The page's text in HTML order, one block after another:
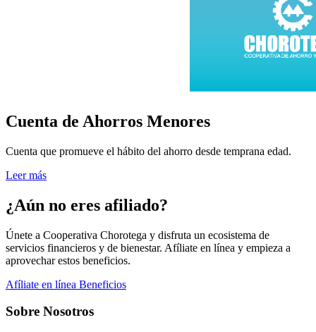
Cuenta de Ahorros Menores
Cuenta que promueve el hábito del ahorro desde temprana edad.
Leer más
¿Aún no eres afiliado?
Únete a Cooperativa Chorotega y disfruta un ecosistema de
servicios financieros y de bienestar. Afíliate en línea y empieza a
aprovechar estos beneficios.
Afíliate en línea Beneficios
Sobre Nosotros